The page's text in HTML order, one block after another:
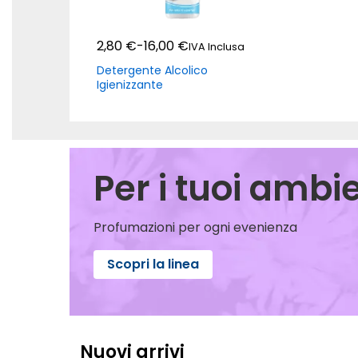
2,80 €-16,00 €IVA Inclusa
Detergente Alcolico
Igienizzante
Per i tuoi
Profumazioni per ogni evenienza
Scopri la linea
Nuovi arrivi